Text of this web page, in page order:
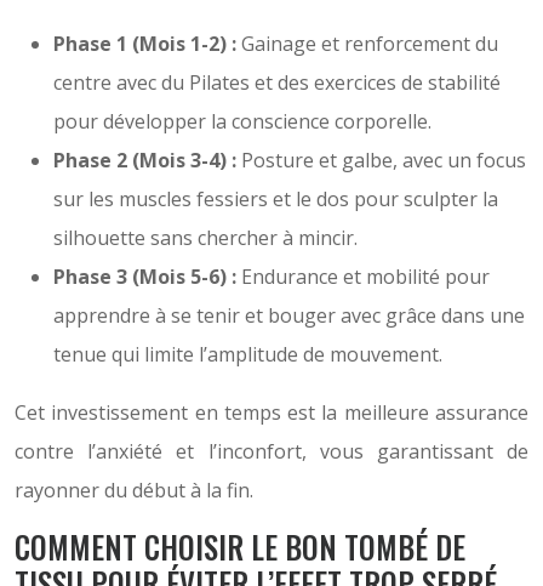
Phase 1 (Mois 1-2) :Gainage et renforcement du
centre avec du Pilates et des exercices de stabilité
pour développer la conscience corporelle.
Phase 2 (Mois 3-4) : Posture et galbe, avec un focus
sur les muscles fessiers et le dos pour sculpter la
silhouette sans chercher à mincir.
Phase 3 (Mois 5-6) : Endurance et mobilité pour
apprendre à se tenir et bouger avec grâce dans une
tenue qui limite l’amplitude de mouvement.
Cet investissement en temps est la meilleure assurance
contre l’anxiété et l’inconfort, vous garantissant de
rayonner du début à la fin.
COMMENT CHOISIR LE BON TOMBÉ DE